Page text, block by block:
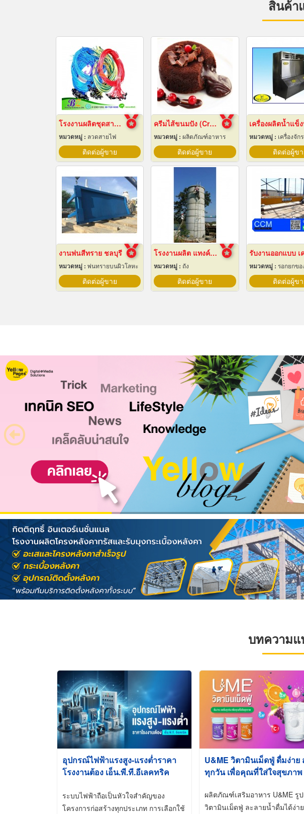
สินค้า
โรงงานผลิตชุดสายไฟ
หมวดหมู่ : ลวดสายไฟ
ติดต่อผู้ขาย
ครีมไส้ขนมปัง (Cream fillings for bread)
หมวดหมู่ : ผลิตภัณฑ์อาหาร
ติดต่อผู้ขาย
หมวดหมู่ : เครื่องจักรและอุป
ติดต่อผู้ข
งานพ่นสีทราย ชลบุรี
หมวดหมู่ : พ่นทรายบนผิวโลหะ
ติดต่อผู้ขาย
โรงงานผลิต แทงค์น้ำคอนกรีตสำเร็จรูป
หมวดหมู่ : ถัง
ติดต่อผู้ขาย
หมวดหมู่ : รอกยกขอ
ติดต่อผู้ข
บทความแ
อุปกรณ์ไฟฟ้าแรงสูง-แรงต่ำราคา
โรงงานต้อง เอ็น.พี.ที.อีเลคทริค
ระบบไฟฟ้าถือเป็นหัวใจสำคัญของ
โครงการก่อสร้างทุกประเภท การเลือกใช้
U&ME วิตามินเม็ดฟู่ ดื่มง่าย
ทุกวัน เพื่อคุณที่ใส่ใจสุขภาพ
ผลิตภัณฑ์เสริมอาหาร U&ME รู
วิตามินเม็ดฟู่ ละลายน้ำดื่มได้ง่า